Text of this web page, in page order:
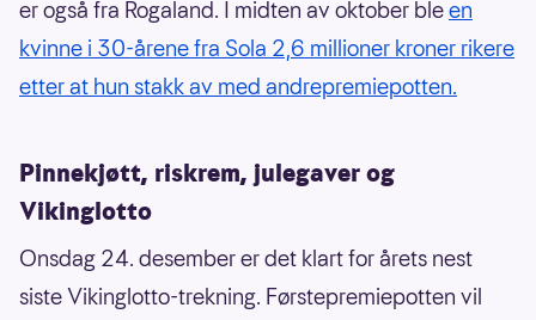
er også fra Rogaland. I midten av oktober bleen
kvinne i 30-årene fra Sola 2,6 millioner kroner rikere
etter at hun stakk av med andrepremiepotten.
Pinnekjøtt, riskrem, julegaver og
Vikinglotto
Onsdag 24. desember er det klart for årets nest
siste Vikinglotto-trekning. Førstepremiepotten vil